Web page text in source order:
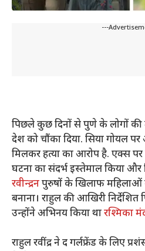
---
पिछले कुछ दिनों से पुणे के लोगों की
देश को चौंका दिया. सिया गोयल
मिलकर हत्या का आरोप है. एक्स
घटना का संदर्भ इस्तेमाल किया और
रवीन्द्रनपुरुषों के खिलाफ महिलाओं
बनाना। राहुल की आखिरी
उन्होंने अभिनय किया थारश्मिका
राहुल रवींद्र ने द गर्लफ्रेंड के लिए